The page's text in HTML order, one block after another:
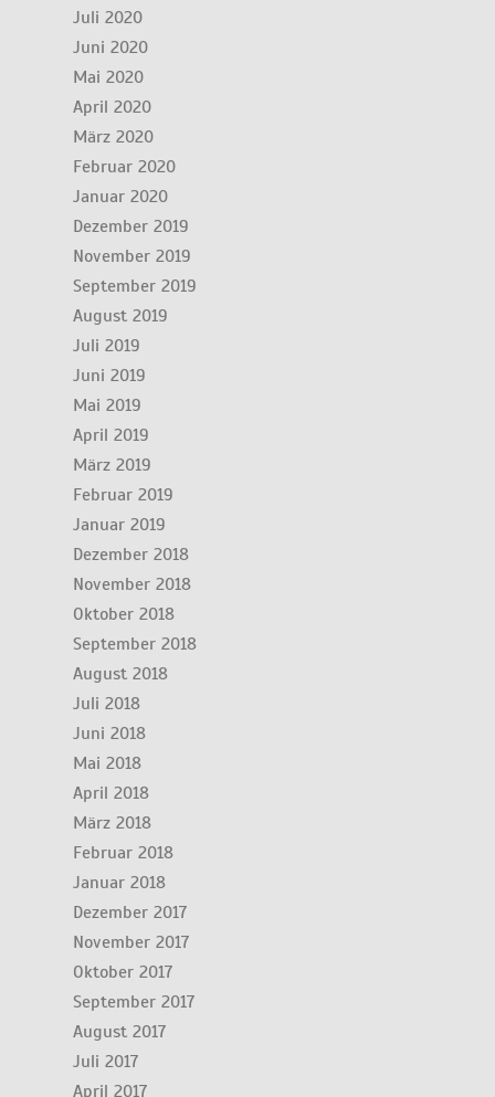
Juli 2020
Juni 2020
Mai 2020
April 2020
März 2020
Februar 2020
Januar 2020
Dezember 2019
November 2019
September 2019
August 2019
Juli 2019
Juni 2019
Mai 2019
April 2019
März 2019
Februar 2019
Januar 2019
Dezember 2018
November 2018
Oktober 2018
September 2018
August 2018
Juli 2018
Juni 2018
Mai 2018
April 2018
März 2018
Februar 2018
Januar 2018
Dezember 2017
November 2017
Oktober 2017
September 2017
August 2017
Juli 2017
April 2017